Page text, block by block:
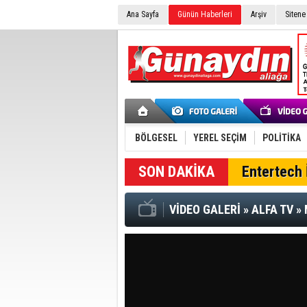
Ana Sayfa Günün Haberleri Arşiv
BÖLGESEL YEREL SEÇİM POLİTİKA
SON DAKİKA Entertech
VİDEO GALERİ »ALFA TV»